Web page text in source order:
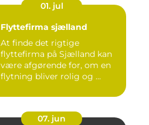
01. jul
Flyttefirma sjælland
At finde det rigtige
flyttefirma på Sjælland kan
være afgørende for, om en
flytning bliver rolig og ...
07. jun